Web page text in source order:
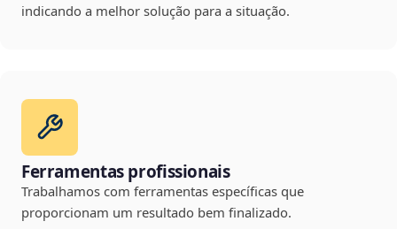
indicando a melhor solução para a situação.
Ferramentas profissionais
Trabalhamos com ferramentas específicas que
proporcionam um resultado bem finalizado.